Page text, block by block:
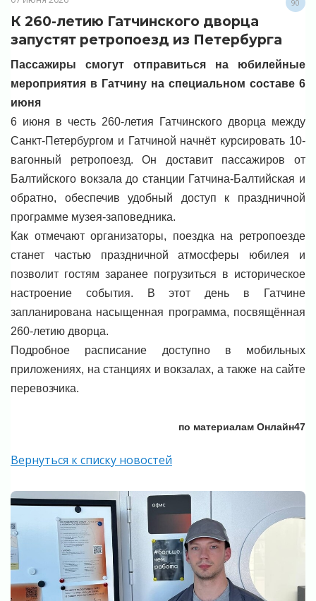
90
К 260-летию Гатчинского дворца
запустят ретропоезд из Петербурга
Пассажиры смогут отправиться на юбилейные
мероприятия в Гатчину на специальном составе 6
июня
6 июня в честь 260-летия Гатчинского дворца между
Санкт-Петербургом и Гатчиной начнёт курсировать 10-
вагонный ретропоезд. Он доставит пассажиров от
Балтийского вокзала до станции Гатчина-Балтийская и
обратно, обеспечив удобный доступ к праздничной
программе музея-заповедника.
Как отмечают организаторы, поездка на ретропоезде
станет частью праздничной атмосферы юбилея и
позволит гостям заранее погрузиться в историческое
настроение события. В этот день в Гатчине
запланирована насыщенная программа, посвящённая
260-летию дворца.
Подробное расписание доступно в мобильных
приложениях, на станциях и вокзалах, а также на сайте
перевозчика.
по материалам Онлайн47
Вернуться к списку новостей